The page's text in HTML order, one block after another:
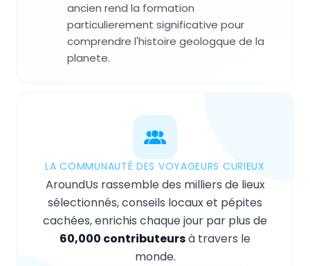
ancien rend la formation
particulierement significative pour
comprendre l'histoire geologque de la
planete.
LA COMMUNAUTÉ DES VOYAGEURS CURIEUX
AroundUs rassemble des milliers de lieux
sélectionnés, conseils locaux et pépites
cachées, enrichis chaque jour par plus de
60,000 contributeursà travers le
monde.